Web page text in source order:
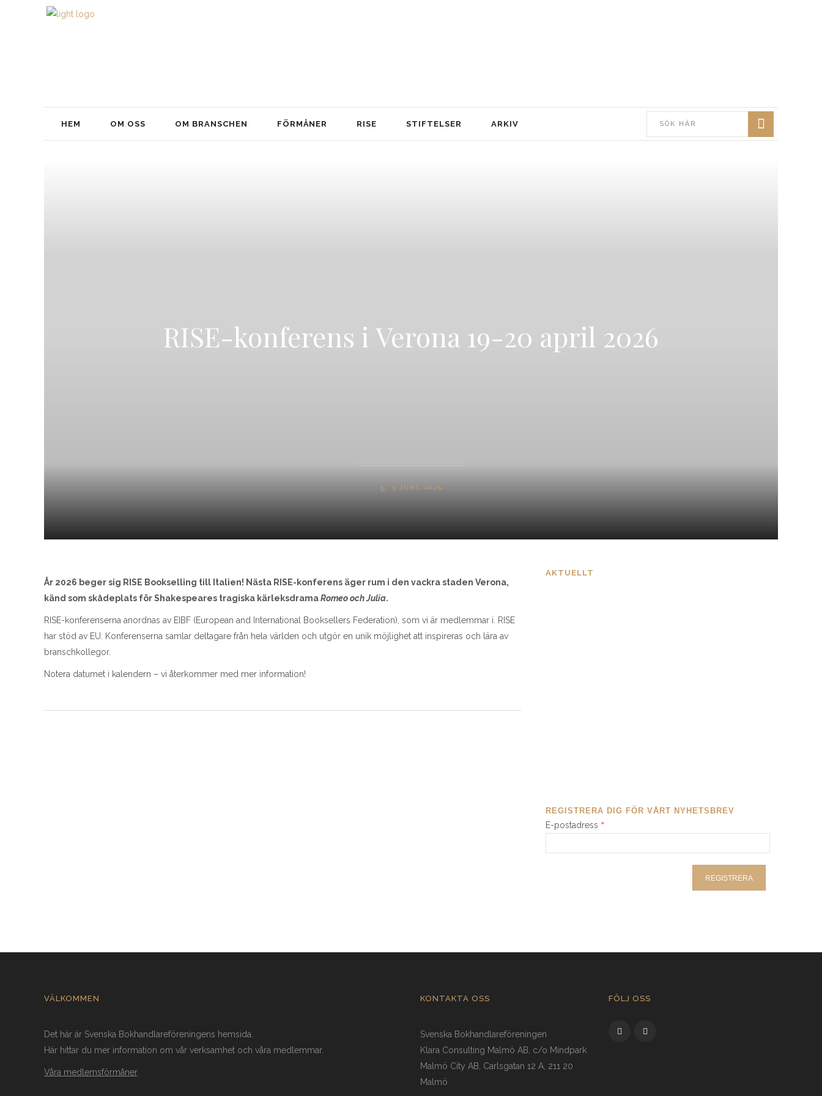
HEM OM OSS OM BRANSCHEN FÖRMÅNER RISE STIFTELSER ARKIV
RISE-konferens i Verona 19-20 april 2026
3 JUNI, 2025
År 2026 beger sig RISE Bookselling till Italien! Nästa RISE-konferens äger rum i den vackra staden Verona,
känd som skådeplats för Shakespeares tragiska kärleksdramaRomeo och Julia.
RISE-konferenserna anordnas av EIBF (European and International Booksellers Federation), som vi är medlemmar i. RISE
har stöd av EU. Konferenserna samlar deltagare från hela världen och utgör en unik möjlighet att inspireras och lära av
branschkollegor.
Notera datumet i kalendern – vi återkommer med mer information!
AKTUELLT
REGISTRERA DIG FÖR VÅRT NYHETSBREV
E-postadress *
VÄLKOMMEN
Det här är Svenska Bokhandlareföreningens hemsida.
Här hittar du mer information om vår verksamhet och våra medlemmar.
Våra medlemsförmåner.
KONTAKTA OSS
Svenska Bokhandlareföreningen
Klara Consulting Malmö AB, c/o Mindpark
Malmö City AB, Carlsgatan 12 A, 211 20
Malmö
FÖLJ OSS